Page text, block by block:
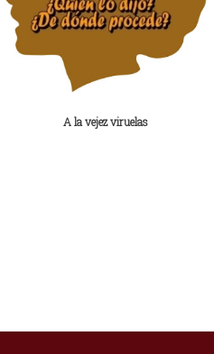
A la vejez viruelas